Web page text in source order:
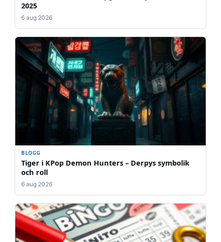
2025
6 aug 2026
BLOGG
Tiger i KPop Demon Hunters – Derpys symbolik
och roll
6 aug 2026